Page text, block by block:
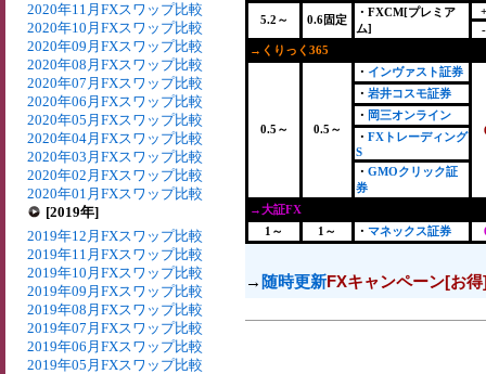
2020年11月FXスワップ比較
2020年10月FXスワップ比較
2020年09月FXスワップ比較
2020年08月FXスワップ比較
2020年07月FXスワップ比較
2020年06月FXスワップ比較
2020年05月FXスワップ比較
2020年04月FXスワップ比較
2020年03月FXスワップ比較
2020年02月FXスワップ比較
2020年01月FXスワップ比較
[2019年]
2019年12月FXスワップ比較
2019年11月FXスワップ比較
2019年10月FXスワップ比較
2019年09月FXスワップ比較
2019年08月FXスワップ比較
2019年07月FXスワップ比較
2019年06月FXスワップ比較
2019年05月FXスワップ比較
5.2～ 0.6固定
・FXCM[プレミア
ム]
→くりっく365
0.5～ 0.5～
・ インヴァスト証券
・ 岩井コスモ証券
・ 岡三オンライン
・ FXトレーディング
S
・ GMOクリック証
券
→大証FX
1～
1～ ・ マネックス証券
→ 随時更新FXキャンペーン[お